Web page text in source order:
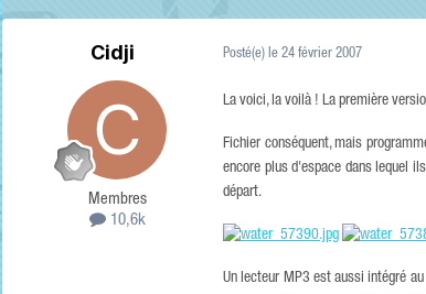
Cidji
Membres
10,6k
Posté(e) le 24 février 2007
La voici, la voilà ! La première
Fichier conséquent, mais
encore plus d'espace dans lequel
départ.
Un lecteur MP3 est aussi intégré